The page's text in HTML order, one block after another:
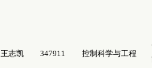
王志凯 347911 控制科学与工程